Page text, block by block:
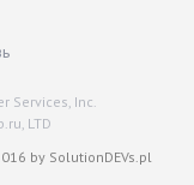
Services, Inc.
LTD
by SolutionDEVs.pl